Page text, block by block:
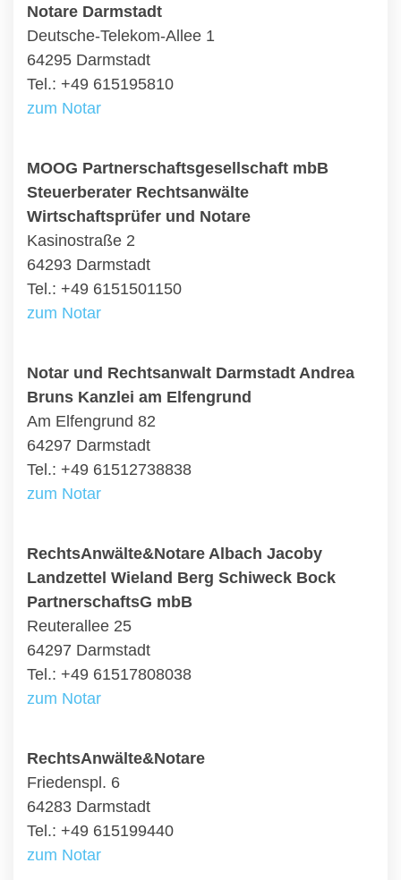
Notare Darmstadt
Deutsche-Telekom-Allee 1
64295 Darmstadt
Tel.: +49 615195810
zum Notar
MOOG Partnerschaftsgesellschaft mbB
Steuerberater Rechtsanwälte
Wirtschaftsprüfer und Notare
Kasinostraße 2
64293 Darmstadt
Tel.: +49 6151501150
zum Notar
Notar und Rechtsanwalt Darmstadt Andrea
Bruns Kanzlei am Elfengrund
Am Elfengrund 82
64297 Darmstadt
Tel.: +49 61512738838
zum Notar
RechtsAnwälte&Notare Albach Jacoby
Landzettel Wieland Berg Schiweck Bock
PartnerschaftsG mbB
Reuterallee 25
64297 Darmstadt
Tel.: +49 61517808038
zum Notar
RechtsAnwälte&Notare
Friedenspl. 6
64283 Darmstadt
Tel.: +49 615199440
zum Notar